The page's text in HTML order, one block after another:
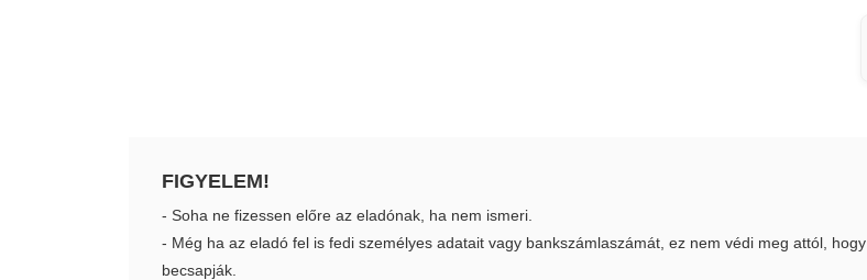
FIGYELEM!
- Soha ne fizessen előre az eladónak, ha nem ismeri.
- Még ha az eladó fel is fedi személyes adatait vagy bankszámlaszámát, ez nem védi meg attól, hogy
becsapják.